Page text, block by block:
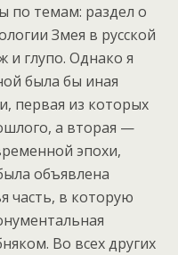
по темам: раздел о
Змея в русской
и глупо. Однако я
была бы иная
первая из которых
а вторая —
эпохи,
объявлена
часть, в которую
Во всех других